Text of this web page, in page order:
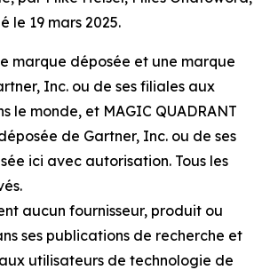
le 19 mars 2025.
marque déposée et une marque
Inc. ou de ses filiales aux
le monde, et MAGIC QUADRANT
de Gartner, Inc. ou de ses
ici avec autorisation. Tous les
aucun fournisseur, produit ou
ses publications de recherche et
utilisateurs de technologie de